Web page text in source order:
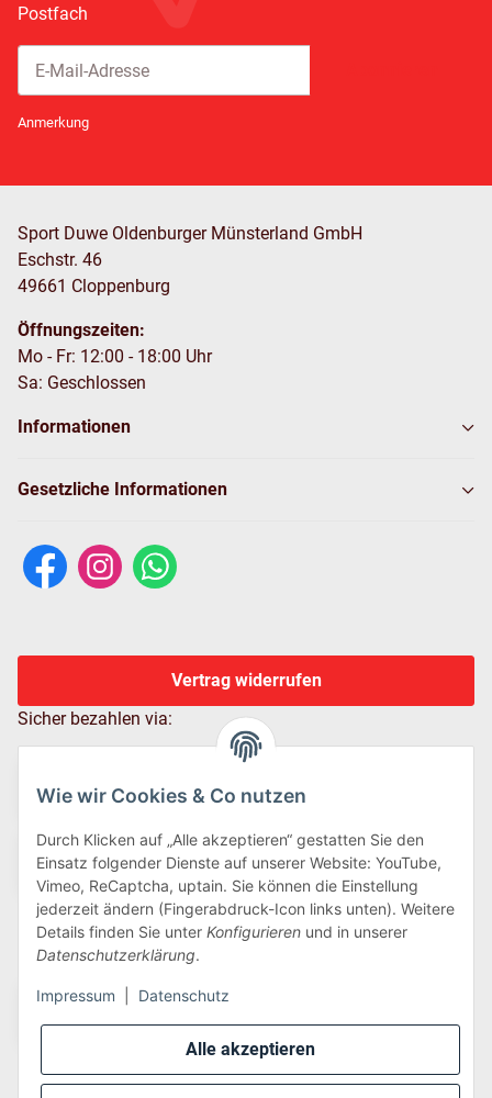
Alle akzeptieren
Wie wir Cookies & Co nutzen
Durch Klicken auf „Alle akzeptieren“ gestatten Sie den
Einsatz folgender Dienste auf unserer Website: YouTube,
Vimeo, ReCaptcha, uptain. Sie können die Einstellung
jederzeit ändern (Fingerabdruck-Icon links unten). Weitere
Details finden Sie unter Konfigurieren und in unserer
Datenschutzerklärung.
Impressum Datenschutz
Postfach
Anmerkung
Sport Duwe Oldenburger Münsterland GmbH
Eschstr. 46
49661 Cloppenburg
Öffnungszeiten:
Mo - Fr: 12:00 - 18:00 Uhr
Sa: Geschlossen
Informationen
Gesetzliche Informationen
Vertrag widerrufen
Sicher bezahlen via:
Wir versenden via: